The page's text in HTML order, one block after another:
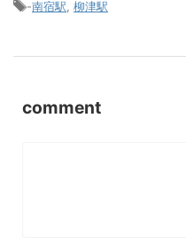
-南宿駅 柳津駅
comment